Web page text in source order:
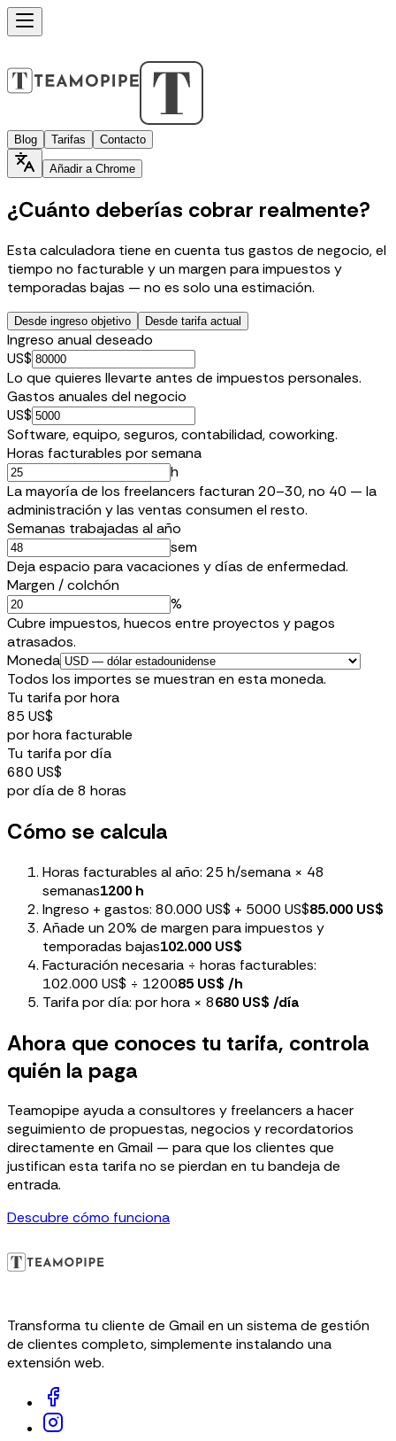
Blog Tarifas Contacto
Añadir a Chrome
¿Cuánto deberías cobrar realmente?
Esta calculadora tiene en cuenta tus gastos de negocio, el
tiempo no facturable y un margen para impuestos y
temporadas bajas — no es solo una estimación.
Desde ingreso objetivo Desde tarifa actual
Ingreso anual deseado
US$
Lo que quieres llevarte antes de impuestos personales.
Gastos anuales del negocio
US$
Software, equipo, seguros, contabilidad, coworking.
Horas facturables por semana
h
La mayoría de los freelancers facturan 20–30, no 40 — la
administración y las ventas consumen el resto.
Semanas trabajadas al año
sem
Deja espacio para vacaciones y días de enfermedad.
Margen / colchón
%
Cubre impuestos, huecos entre proyectos y pagos
atrasados.
Moneda
Todos los importes se muestran en esta moneda.
Tu tarifa por hora
85 US$
por hora facturable
Tu tarifa por día
680 US$
por día de 8 horas
Cómo se calcula
Horas facturables al año: 25 h/semana × 48
semanas1200 h
Ingreso + gastos: 80.000 US$ + 5000 US$85.000 US$
Añade un 20% de margen para impuestos y
temporadas bajas102.000 US$
Facturación necesaria ÷ horas facturables:
102.000 US$ ÷ 120085 US$ /h
Tarifa por día: por hora × 8680 US$ /día
Ahora que conoces tu tarifa, controla
quién la paga
Teamopipe ayuda a consultores y freelancers a hacer
seguimiento de propuestas, negocios y recordatorios
directamente en Gmail — para que los clientes que
justifican esta tarifa no se pierdan en tu bandeja de
entrada.
Descubre cómo funciona
Transforma tu cliente de Gmail en un sistema de gestión
de clientes completo, simplemente instalando una
extensión web.